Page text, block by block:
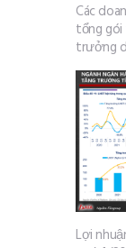
Các
tổng
trưởng
Lợi